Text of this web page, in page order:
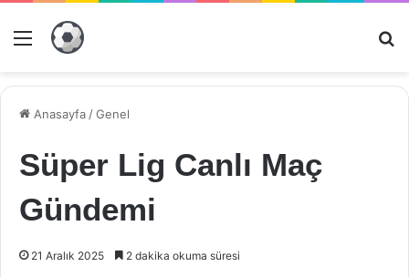
Menü
Anasayfa /Genel
Süper Lig Canlı Maç
Gündemi
21 Aralık 2025 2 dakika okuma süresi